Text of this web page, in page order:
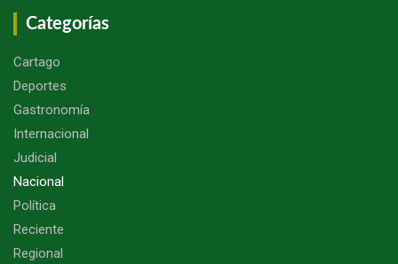
Categorías
Cartago
Deportes
Gastronomía
Internacional
Judicial
Nacional
Política
Reciente
Regional